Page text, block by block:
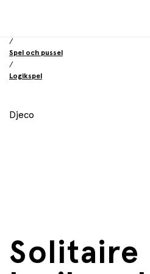
/
Spel och pussel
/
Logikspel
Djeco
Solitaire